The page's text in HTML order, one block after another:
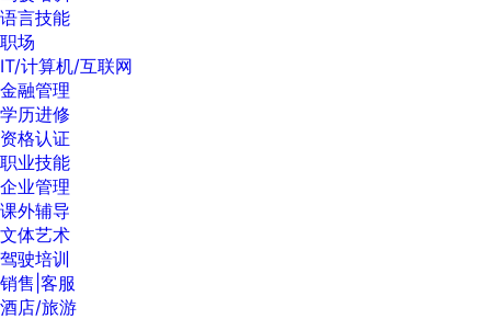
语言技能
职场
IT/计算机/互联网
金融管理
学历进修
资格认证
职业技能
企业管理
课外辅导
文体艺术
驾驶培训
销售|客服
酒店/旅游